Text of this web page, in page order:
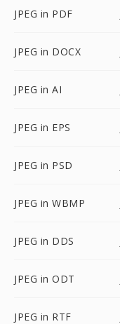
JPEG in PDF
JPEG in DOCX
JPEG in AI
JPEG in EPS
JPEG in PSD
JPEG in WBMP
JPEG in DDS
JPEG in ODT
JPEG in RTF